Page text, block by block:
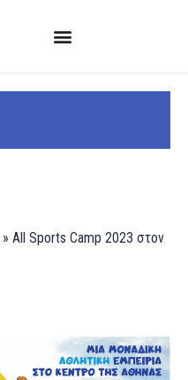
» All Sports Camp 2023 στον